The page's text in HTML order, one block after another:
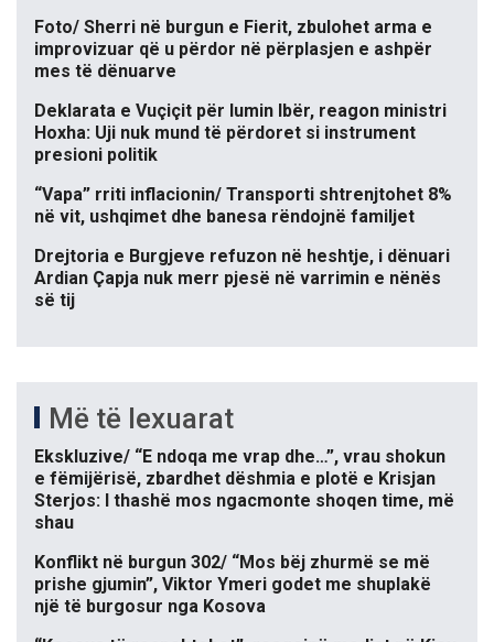
Foto/ Sherri në burgun e Fierit, zbulohet arma e
improvizuar që u përdor në përplasjen e ashpër
mes të dënuarve
Deklarata e Vuçiçit për lumin Ibër, reagon ministri
Hoxha: Uji nuk mund të përdoret si instrument
presioni politik
“Vapa” rriti inflacionin/ Transporti shtrenjtohet 8%
në vit, ushqimet dhe banesa rëndojnë familjet
Drejtoria e Burgjeve refuzon në heshtje, i dënuari
Ardian Çapja nuk merr pjesë në varrimin e nënës
së tij
Më të lexuarat
Ekskluzive/ “E ndoqa me vrap dhe…”, vrau shokun
e fëmijërisë, zbardhet dëshmia e plotë e Krisjan
Sterjos: I thashë mos ngacmonte shoqen time, më
shau
Konflikt në burgun 302/ “Mos bëj zhurmë se më
prishe gjumin”, Viktor Ymeri godet me shuplakë
një të burgosur nga Kosova